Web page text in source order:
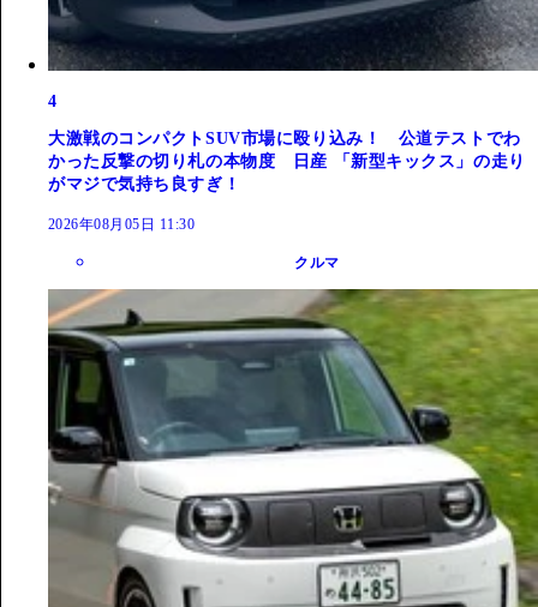
4
大激戦のコンパクトSUV市場に殴り込み！ 公道テストでわ
かった反撃の切り札の本物度 日産 「新型キックス」の走り
がマジで気持ち良すぎ！
2026年08月05日 11:30
クルマ